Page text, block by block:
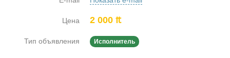
Цена 2 000 ₶
Тип объявления Исполнитель